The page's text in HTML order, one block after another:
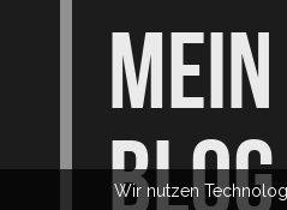
MEIN
BLOG
Wir nutzen